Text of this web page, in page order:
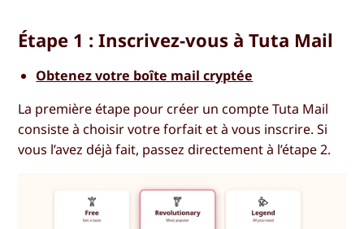
Étape 1 : Inscrivez-vous à Tuta Mail
Obtenez votre boîte mail cryptée
La première étape pour créer un compte Tuta Mail
consiste à choisir votre forfait et à vous inscrire. Si
vous l’avez déjà fait, passez directement à l’étape 2.